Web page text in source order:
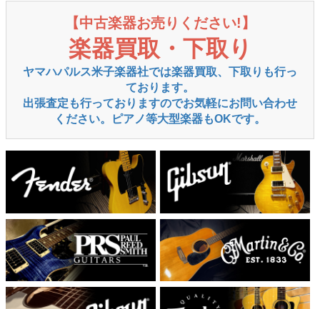
【中古楽器お売りください!】
楽器買取・下取り
ヤマハパルス米子楽器社では楽器買取、下取りも行っ
ております。
出張査定も行っておりますのでお気軽にお問い合わせ
ください。ピアノ等大型楽器もOKです。